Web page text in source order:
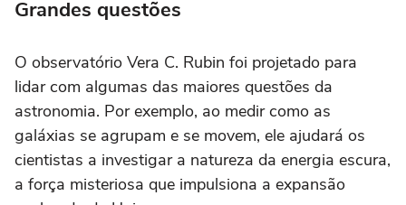
Grandes questões
O observatório Vera C. Rubin foi projetado para
lidar com algumas das maiores questões da
astronomia. Por exemplo, ao medir como as
galáxias se agrupam e se movem, ele ajudará os
cientistas a investigar a natureza da energia escura,
a força misteriosa que impulsiona a expansão